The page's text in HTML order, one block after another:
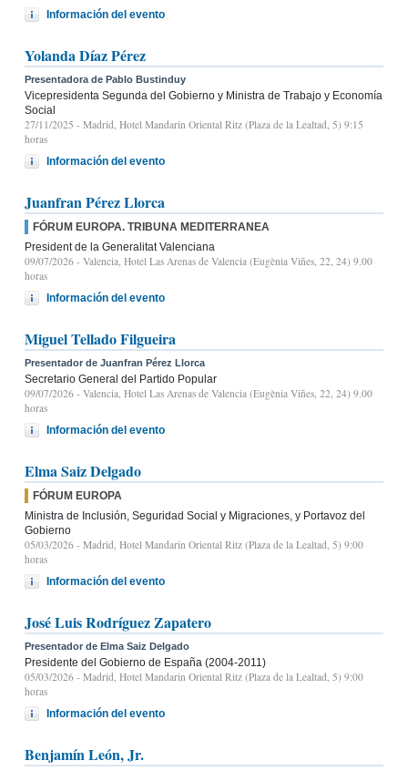
Información del evento
Yolanda Díaz Pérez
Presentadora de Pablo Bustinduy
Vicepresidenta Segunda del Gobierno y Ministra de Trabajo y Economía
Social
27/11/2025 - Madrid, Hotel Mandarin Oriental Ritz (Plaza de la Lealtad, 5) 9:15
horas
Información del evento
Juanfran Pérez Llorca
FÓRUM EUROPA. TRIBUNA MEDITERRANEA
President de la Generalitat Valenciana
09/07/2026 - Valencia, Hotel Las Arenas de Valencia (Eugènia Viñes, 22, 24) 9.00
horas
Información del evento
Miguel Tellado Filgueira
Presentador de Juanfran Pérez Llorca
Secretario General del Partido Popular
09/07/2026 - Valencia, Hotel Las Arenas de Valencia (Eugènia Viñes, 22, 24) 9.00
horas
Información del evento
Elma Saiz Delgado
FÓRUM EUROPA
Ministra de Inclusión, Seguridad Social y Migraciones, y Portavoz del
Gobierno
05/03/2026 - Madrid, Hotel Mandarin Oriental Ritz (Plaza de la Lealtad, 5) 9:00
horas
Información del evento
José Luis Rodríguez Zapatero
Presentador de Elma Saiz Delgado
Presidente del Gobierno de España (2004-2011)
05/03/2026 - Madrid, Hotel Mandarin Oriental Ritz (Plaza de la Lealtad, 5) 9:00
horas
Información del evento
Benjamín León, Jr.